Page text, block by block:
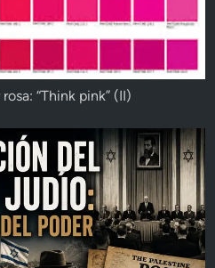
“Think pink” (II)